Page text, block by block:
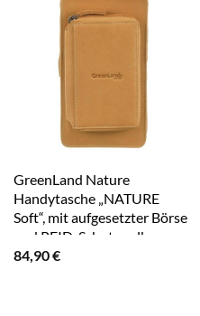
GreenLand Nature
Handytasche „NATURE
Soft“, mit aufgesetzter Börse
und RFID-Schutz gelb
84,90€